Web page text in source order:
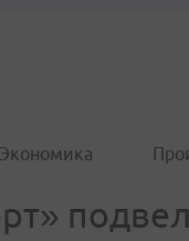
Экономика
подвел